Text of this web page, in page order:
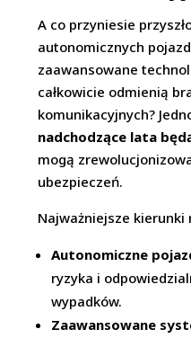
A co przyniesie
autonomicznych
zaawansowane
całkowicie odmienią
komunikacyjnych?
nadchodzące lata
mogą
ubezpieczeń.
Najważniejsze kierunki
Autonomiczne
ryzyka i
wypadków.
Zaawansowane